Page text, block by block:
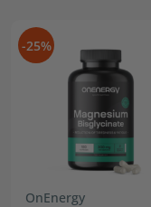
-25%
OnEnergy